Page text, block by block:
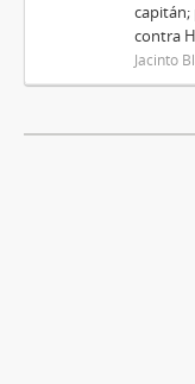
capitán;
contra
Jacinto